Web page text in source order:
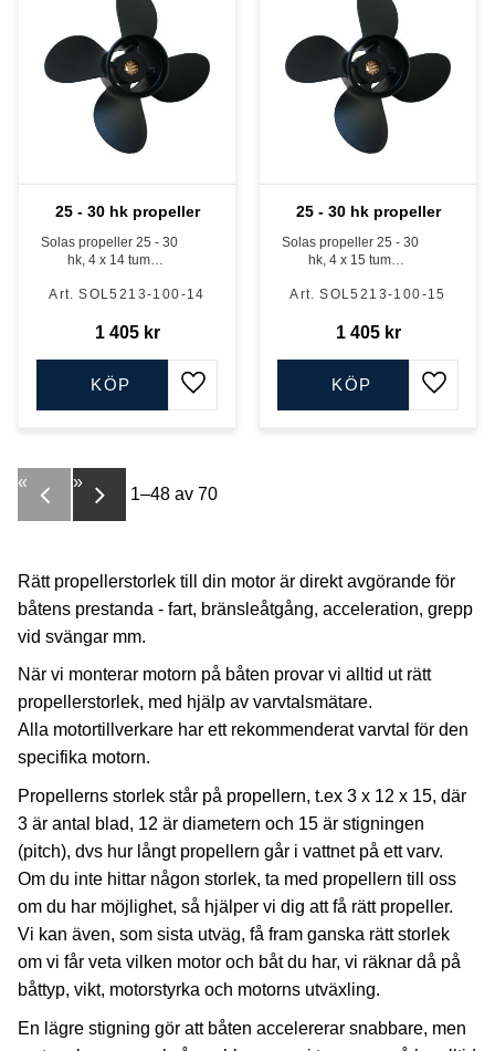
25 - 30 hk propeller
Solas propeller 25 - 30
hk, 4 x 14 tum
SOL5213-100-14
1 405kr
Lägg till i favoriter
KÖP
25 - 30 hk propeller
Solas propeller 25 - 30
hk, 4 x 15 tum
SOL5213-100-15
1 405kr
Lägg
KÖP
1–48 av 70
« »
Rätt propellerstorlek till din motor är direkt avgörande för
båtens prestanda - fart, bränsleåtgång, acceleration, grepp
vid svängar mm.
När vi monterar motorn på båten provar vi alltid ut rätt
propellerstorlek, med hjälp av varvtalsmätare.
Alla motortillverkare har ett rekommenderat varvtal för den
specifika motorn.
Propellerns storlek står på propellern, t.ex 3 x 12 x 15, där
3 är antal blad, 12 är diametern och 15 är stigningen
(pitch), dvs hur långt propellern går i vattnet på ett varv.
Om du inte hittar någon storlek, ta med propellern till oss
om du har möjlighet, så hjälper vi dig att få rätt propeller.
Vi kan även, som sista utväg, få fram ganska rätt storlek
om vi får veta vilken motor och båt du har, vi räknar då på
båttyp, vikt, motorstyrka och motorns utväxling.
En lägre stigning gör att båten accelererar snabbare, men